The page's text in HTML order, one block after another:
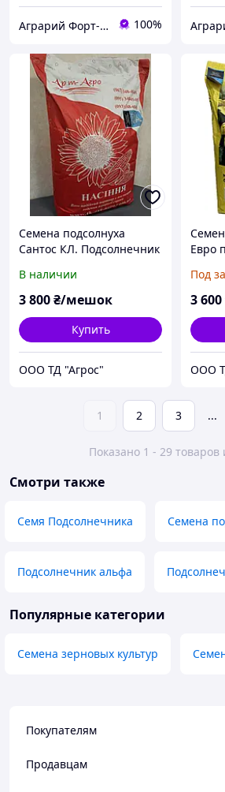
Аграрий Форт- СЗР, семена, удобрения - все для Агрария 100%
Семена подсолнуха
Сантос КЛ. Подсолнечник
КЛ. Екстра
В наличии
3 800₴/мешок
Купить
ООО ТД "Агрос"
Евро
Под
3 600
ООО
1 2 3 ...
Показано 1 - 29 товаров
Смотри также
Семя Подсолнечника Семена
Подсолнечник альфа
Популярные категории
Семена зерновых культур
Покупателям
Продавцам